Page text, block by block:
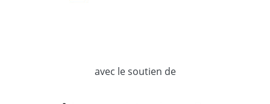
avec le soutien de